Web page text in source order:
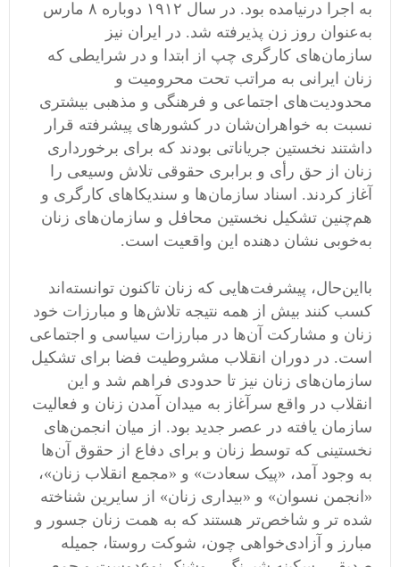
به اجرا درنیامده بود. در سال ١٩١٢ دوباره ٨ مارس
به‌عنوان روز زن پذیرفته شد. در ایران نیز
سازمان‌های کارگری چپ از ابتدا و در شرایطی که
زنان ایرانی به مراتب تحت محرومیت و
محدودیت‌های اجتماعی و فرهنگی و مذهبی بیشتری
نسبت به خواهران‌شان در کشورهای پیشرفته قرار
داشتند نخستین جریاناتی بودند که برای برخورداری
زنان از حق رأی و برابری حقوقی تلاش وسیعی را
آغاز کردند. اسناد سازمان‌ها و سندیکاهای کارگری و
هم‌چنین تشکیل نخستین محافل و سازمان‌های زنان
به‌خوبی نشان دهنده این واقعیت است.
بااین‌حال، پیشرفت‌هایی که زنان تاکنون توانسته‌اند
کسب کنند بیش از همه نتیجه تلاش‌ها و مبارزات خود
زنان و مشارکت آن‌ها در مبارزات سیاسی و اجتماعی
است. در دوران انقلاب مشروطیت فضا برای تشکیل
سازمان‌های زنان نیز تا حدودی فراهم شد و این
انقلاب در واقع سرآغاز به میدان آمدن زنان و فعالیت
سازمان یافته در عصر جدید بود. از میان انجمن‌های
نخستینی که توسط زنان و برای دفاع از حقوق آن‌ها
به وجود آمد، «پیک سعادت» و «مجمع انقلاب زنان»،
«انجمن نسوان» و «بیداری زنان» از سایرین شناخته
شده تر و شاخص‌تر هستند که به همت زنان جسور و
مبارز و آزادی‌خواهی چون، شوکت روستا، جمیله